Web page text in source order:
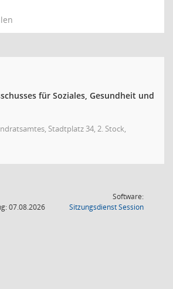
für Soziales, Gesundheit und
Stadtplatz 34, 2. Stock,
07.08.2026
Software:
SitzungsdienstSession(Wird in